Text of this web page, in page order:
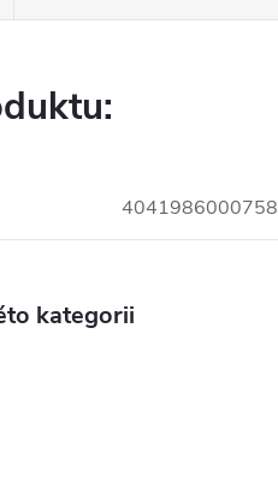
4041986000758
kategorii